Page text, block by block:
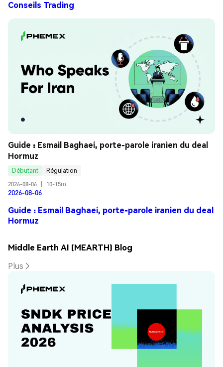
Conseils Trading
Guide : Esmail Baghaei, porte-parole iranien du deal
Hormuz
Débutant
Régulation
2026-08-06
10-15m
2026-08-06
Guide : Esmail Baghaei, porte-parole iranien du deal
Hormuz
Middle Earth AI (MEARTH) Blog
Plus